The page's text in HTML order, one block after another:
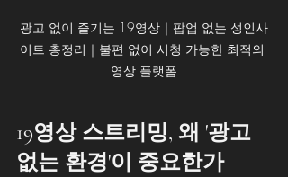
광고 없이 즐기는 19영상｜팝업 없는 성인사
이트 총정리｜불편 없이 시청 가능한 최적의
영상 플랫폼
19영상 스트리밍, 왜 '광고
없는 환경'이 중요한가